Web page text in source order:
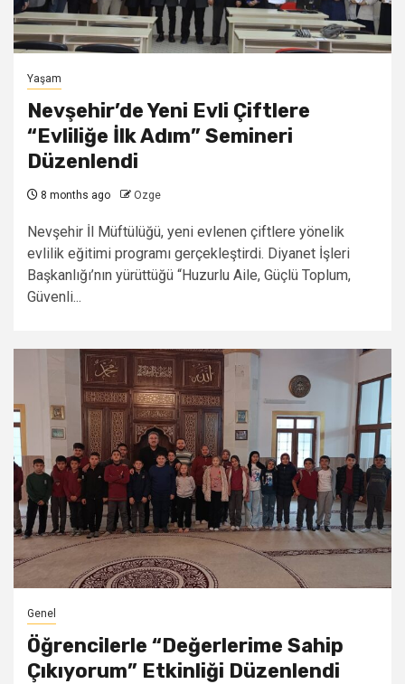
Yaşam
Nevşehir’de Yeni Evli Çiftlere
“Evliliğe İlk Adım” Semineri
Düzenlendi
8 months ago Ozge
Nevşehir İl Müftülüğü, yeni evlenen çiftlere yönelik
evlilik eğitimi programı gerçekleştirdi. Diyanet İşleri
Başkanlığı’nın yürüttüğü “Huzurlu Aile, Güçlü Toplum,
Güvenli...
Genel
Öğrencilerle “Değerlerime Sahip
Çıkıyorum” Etkinliği Düzenlendi